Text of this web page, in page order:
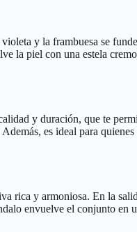
y la frambuesa se
la piel con una estela
y duración, que te
es ideal para
rica y armoniosa. En la
envuelve el conjunto en